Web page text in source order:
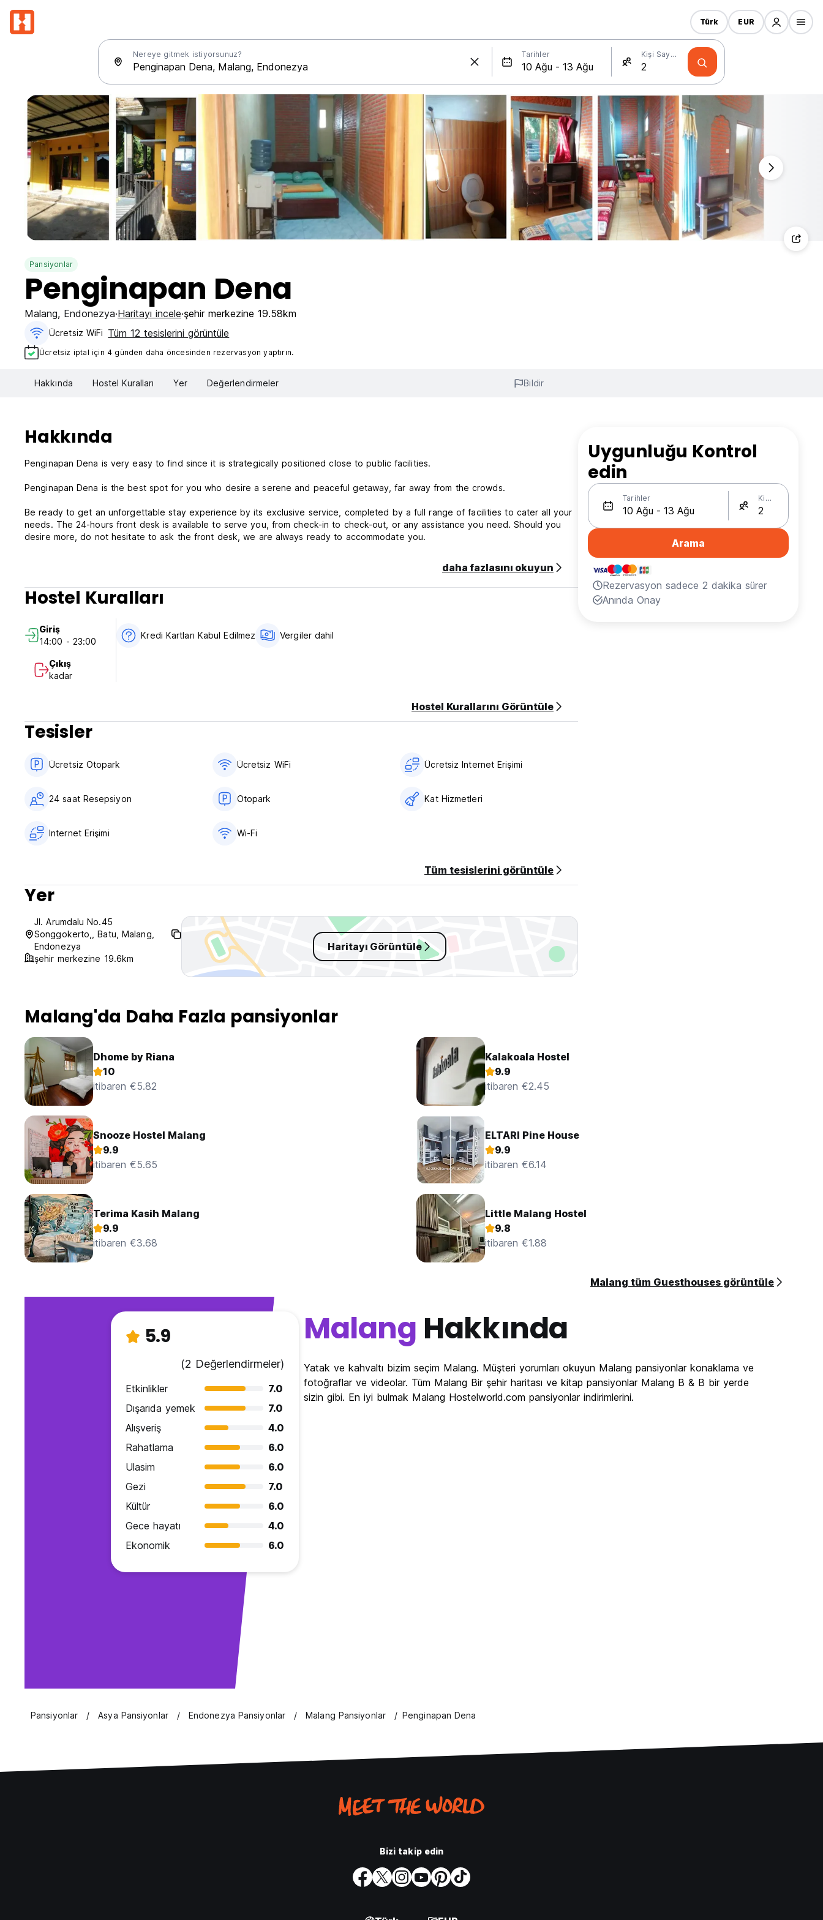
Nereye gitmek istiyorsunuz? Tarihler Kişi Sayısı
Türk EUR
Pansiyonlar
Penginapan Dena
Malang, Endonezya Haritayı incele şehir merkezine 19.58km
Ücretsiz WiFi Tüm 12 tesislerini görüntüle
Ücretsiz iptal için 4 günden daha öncesinden rezervasyon yaptırın.
Hakkında Hostel Kuralları Yer Değerlendirmeler Bildir
Hakkında
Penginapan Dena is very easy to find since it is strategically positioned close to public facilities.
Penginapan Dena is the best spot for you who desire a serene and peaceful getaway, far away from the crowds.
Be ready to get an unforgettable stay experience by its exclusive service, completed by a full range of facilities to cater all your
needs. The 24-hours front desk is available to serve you, from check-in to check-out, or any assistance you need. Should you
desire more, do not hesitate to ask the front desk, we are always ready to accommodate you.
daha fazlasını okuyun
Hostel Kuralları
Giriş
14:00 - 23:00
Çıkış
kadar
Kredi Kartları Kabul Edilmez Vergiler dahil
Hostel Kurallarını Görüntüle
Tesisler
Ücretsiz Otopark Ücretsiz WiFi Ücretsiz Internet Erişimi
24 saat Resepsiyon Otopark Kat Hizmetleri
Internet Erişimi Wi-Fi
Tüm tesislerini görüntüle
Yer
Jl. Arumdalu No.45
Songgokerto,, Batu, Malang,
Endonezya
şehir merkezine 19.6km
Haritayı Görüntüle
Uygunluğu Kontrol
edin
Tarihler Kişi Sayısı
Arama
Rezervasyon sadece 2 dakika sürer
Anında Onay
Malang'da Daha Fazla pansiyonlar
Dhome by Riana
10
itibaren €5.82
Kalakoala Hostel
9.9
itibaren €2.45
Snooze Hostel Malang
9.9
itibaren €5.65
ELTARI Pine House
9.9
itibaren €6.14
Terima Kasih Malang
9.9
itibaren €3.68
Little Malang Hostel
9.8
itibaren €1.88
Malang tüm Guesthouses görüntüle
5.9
(2 Değerlendirmeler)
Etkinlikler
7.0
Dışarıda yemek
7.0
Alışveriş
4.0
Rahatlama
6.0
Ulasim
6.0
Gezi
7.0
Kültür
6.0
Gece hayatı
4.0
Ekonomik
6.0
Malang Hakkında
Yatak ve kahvaltı bizim seçim Malang. Müşteri yorumları okuyun Malang pansiyonlar konaklama ve
fotoğraflar ve videolar. Tüm Malang Bir şehir haritası ve kitap pansiyonlar Malang B & B bir yerde
sizin gibi. En iyi bulmak Malang Hostelworld.com pansiyonlar indirimlerini.
Pansiyonlar Asya Pansiyonlar Endonezya Pansiyonlar Malang Pansiyonlar Penginapan Dena
Bizi takip edin